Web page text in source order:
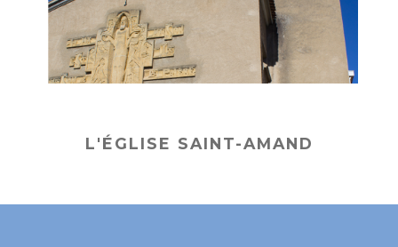
L'ÉGLISE SAINT-AMAND